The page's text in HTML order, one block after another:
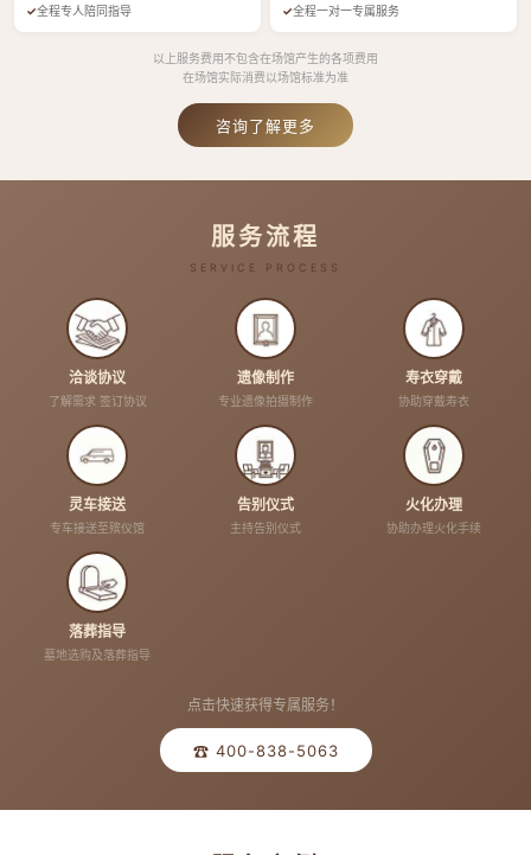
全程专人陪同指导
全程一对一专属服务
以上服务费用不包含在场馆产生的各项费用
在场馆实际消费以场馆标准为准
咨询了解更多
服务流程
SERVICE PROCESS
洽谈协议
了解需求 签订协议
遗像制作
专业遗像拍摄制作
寿衣穿戴
协助穿戴寿衣
灵车接送
专车接送至殡仪馆
告别仪式
主持告别仪式
火化办理
协助办理火化手续
落葬指导
墓地选购及落葬指导
点击快速获得专属服务！
☎ 400-838-5063